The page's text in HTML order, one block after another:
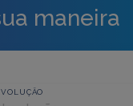
maneira